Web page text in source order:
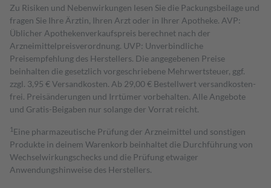
Zu Risiken und Nebenwirkungen lesen Sie die Packungsbeilage und
fragen Sie Ihre Ärztin, Ihren Arzt oder in Ihrer Apotheke. AVP:
Üblicher Apothekenverkaufspreis berechnet nach der
Arzneimittelpreisverordnung. UVP: Unverbindliche
Preisempfehlung des Herstellers. Die angegebenen Preise
beinhalten die gesetzlich vorgeschriebene Mehrwertsteuer, ggf.
zzgl. 3,95 € Versandkosten. Ab 29,00 € Bestell­wert versand­kosten­
frei. Preisänderungen und Irrtümer vorbehalten. Alle Angebote
und Gratis-Beigaben nur solange der Vorrat reicht.
1 Eine pharmazeutische Prüfung der Arzneimittel und sonstigen
Produkte in deinem Warenkorb beinhaltet die Durchführung von
Wechselwirkungschecks und die Prüfung etwaiger
Anwendungshinweise des Herstellers.